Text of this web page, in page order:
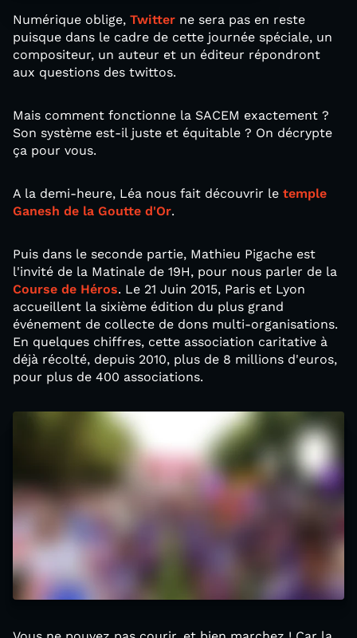
Numérique oblige, Twitter ne sera pas en reste
puisque dans le cadre de cette journée spéciale, un
compositeur, un auteur et un éditeur répondront
aux questions des twittos.
Mais comment fonctionne la SACEM exactement ?
Son système est-il juste et équitable ? On décrypte
ça pour vous.
A la demi-heure, Léa nous fait découvrir le temple
Ganesh de la Goutte d'Or.
Puis dans le seconde partie, Mathieu Pigache est
l'invité de la Matinale de 19H, pour nous parler de la
Course de Héros. Le 21 Juin 2015, Paris et Lyon
accueillent la sixième édition du plus grand
événement de collecte de dons multi-organisations.
En quelques chiffres, cette association caritative à
déjà récolté, depuis 2010, plus de 8 millions d'euros,
pour plus de 400 associations.